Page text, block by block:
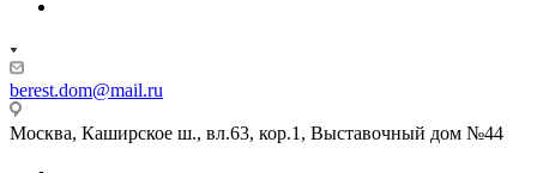
berest.dom@mail.ru
Москва, Каширское ш., вл.63, кор.1, Выставочный дом №44